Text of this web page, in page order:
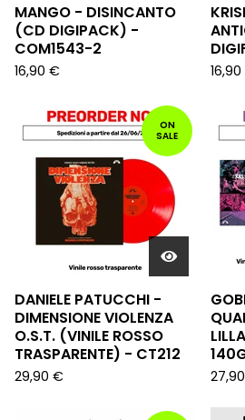
MANGO - DISINCANTO
(CD DIGIPACK) -
COM1543-2
16,90 € 16,90
ON
SALE
DANIELE PATUCCHI -
DIMENSIONE VIOLENZA
O.S.T. (VINILE ROSSO
TRASPARENTE) - CT212
29,90 € 27,90